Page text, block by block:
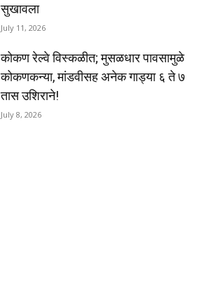
सुखावला
July 11, 2026
कोकण रेल्वे विस्कळीत; मुसळधार पावसामुळे
कोकणकन्या, मांडवीसह अनेक गाड्या ६ ते ७
तास उशिराने!
July 8, 2026